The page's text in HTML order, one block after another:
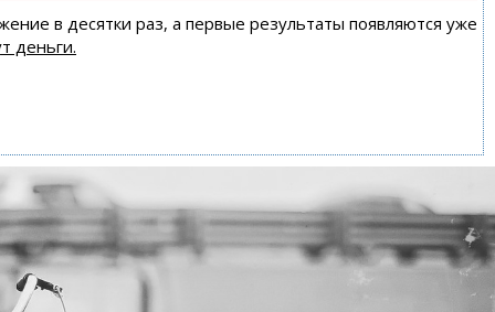
в десятки раз, а первые результаты появляются уже
деньги.